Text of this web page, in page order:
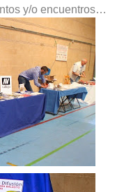
y/o encuentros…